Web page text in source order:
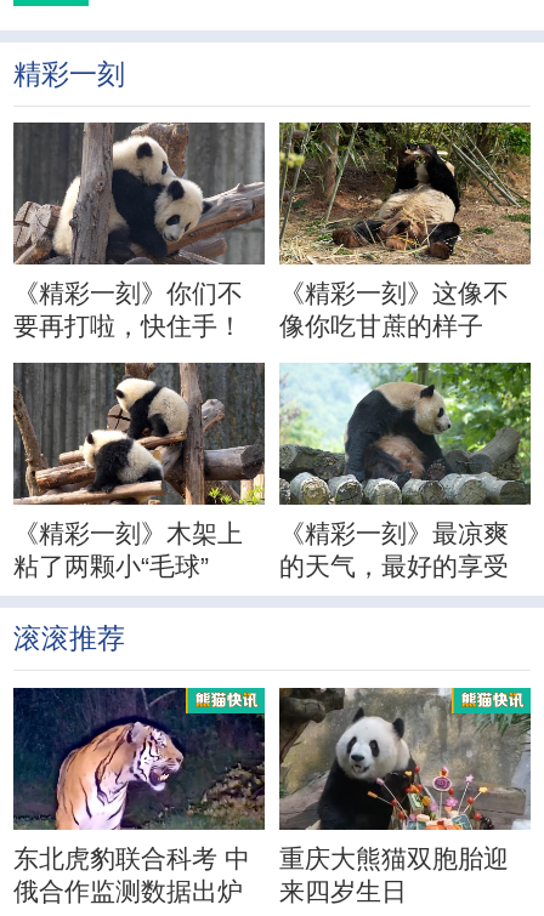
精彩一刻
《精彩一刻》你们不
要再打啦，快住手！
《精彩一刻》这像不
像你吃甘蔗的样子
《精彩一刻》木架上
粘了两颗小“毛球”
《精彩一刻》最凉爽
的天气，最好的享受
滚滚推荐
东北虎豹联合科考 中
俄合作监测数据出炉
重庆大熊猫双胞胎迎
来四岁生日